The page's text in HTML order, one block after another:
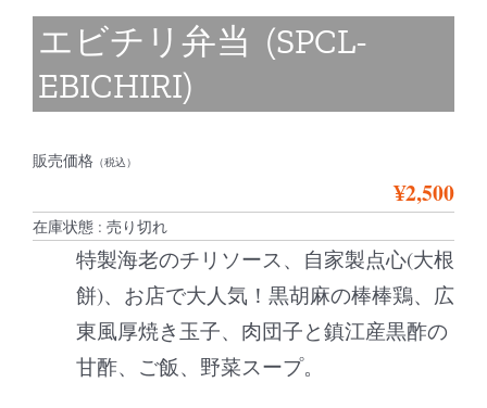
エビチリ弁当 (SPCL-
EBICHIRI)
販売価格 （税込）
¥2,500
在庫状態 : 売り切れ
特製海老のチリソース、自家製点心(大根
餅)、お店で大人気！黒胡麻の棒棒鶏、広
東風厚焼き玉子、肉団子と鎮江産黒酢の
甘酢、ご飯、野菜スープ。